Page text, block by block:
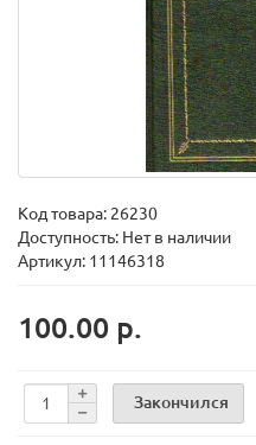
Код товара: 26230
Доступность: Нет в наличии
Артикул: 11146318
100.00 р.
Закончился